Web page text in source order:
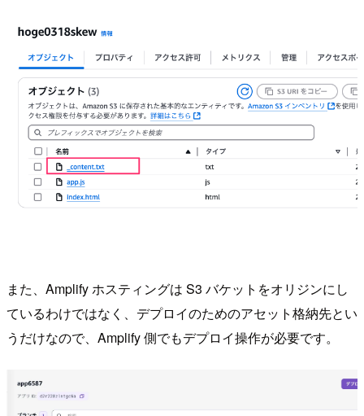
また、Amplify ホスティングは S3 バケットをオリジンにし
ているわけではなく、デプロイのためのアセット格納先とい
うだけなので、Amplify 側でもデプロイ操作が必要です。